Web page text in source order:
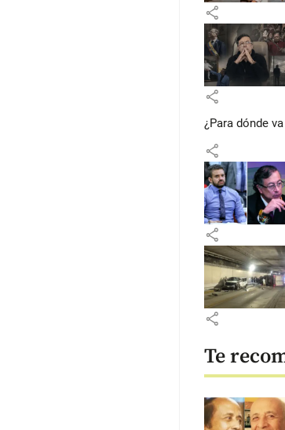
share
share
¿Para dónde
share
share
share
Te